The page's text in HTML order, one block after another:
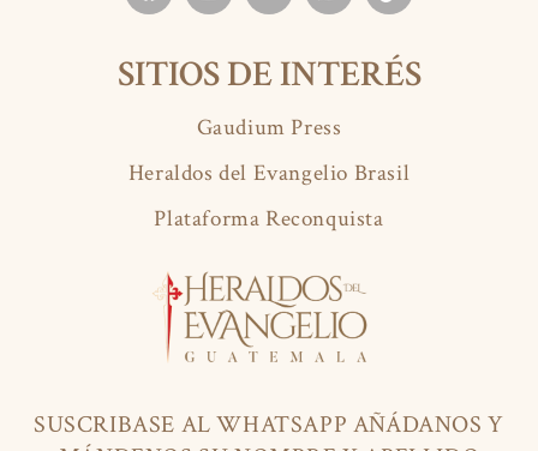
SUSCRIBASE AL WHATSAPP AÑÁDANOS Y
SITIOS DE INTERÉS
Gaudium Press
Heraldos del Evangelio Brasil
Plataforma Reconquista